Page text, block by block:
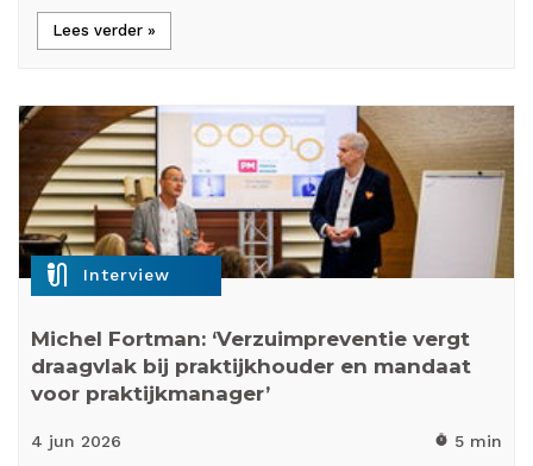
Lees verder »
mic_external_on Interview
Michel Fortman: ‘Verzuimpreventie vergt
draagvlak bij praktijkhouder en mandaat
voor praktijkmanager’
4 jun 2026 timer 5 min